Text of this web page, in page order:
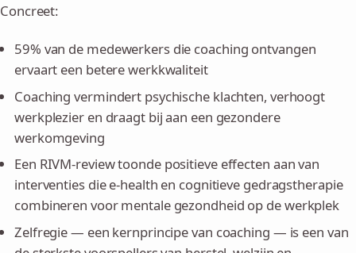
Concreet:
59% van de medewerkers die coaching ontvangen
ervaart een betere werkkwaliteit
Coaching vermindert psychische klachten, verhoogt
werkplezier en draagt bij aan een gezondere
werkomgeving
Een RIVM-review toonde positieve effecten aan van
interventies die e-health en cognitieve gedragstherapie
combineren voor mentale gezondheid op de werkplek
Zelfregie — een kernprincipe van coaching — is een van